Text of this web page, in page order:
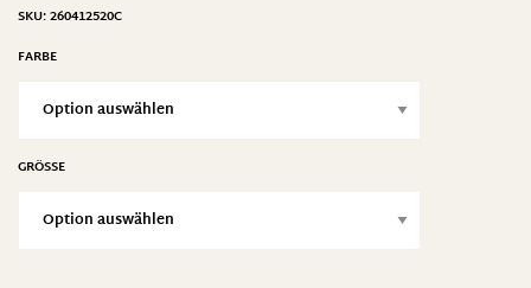
SKU:260412520C
FARBE
GRÖSSE